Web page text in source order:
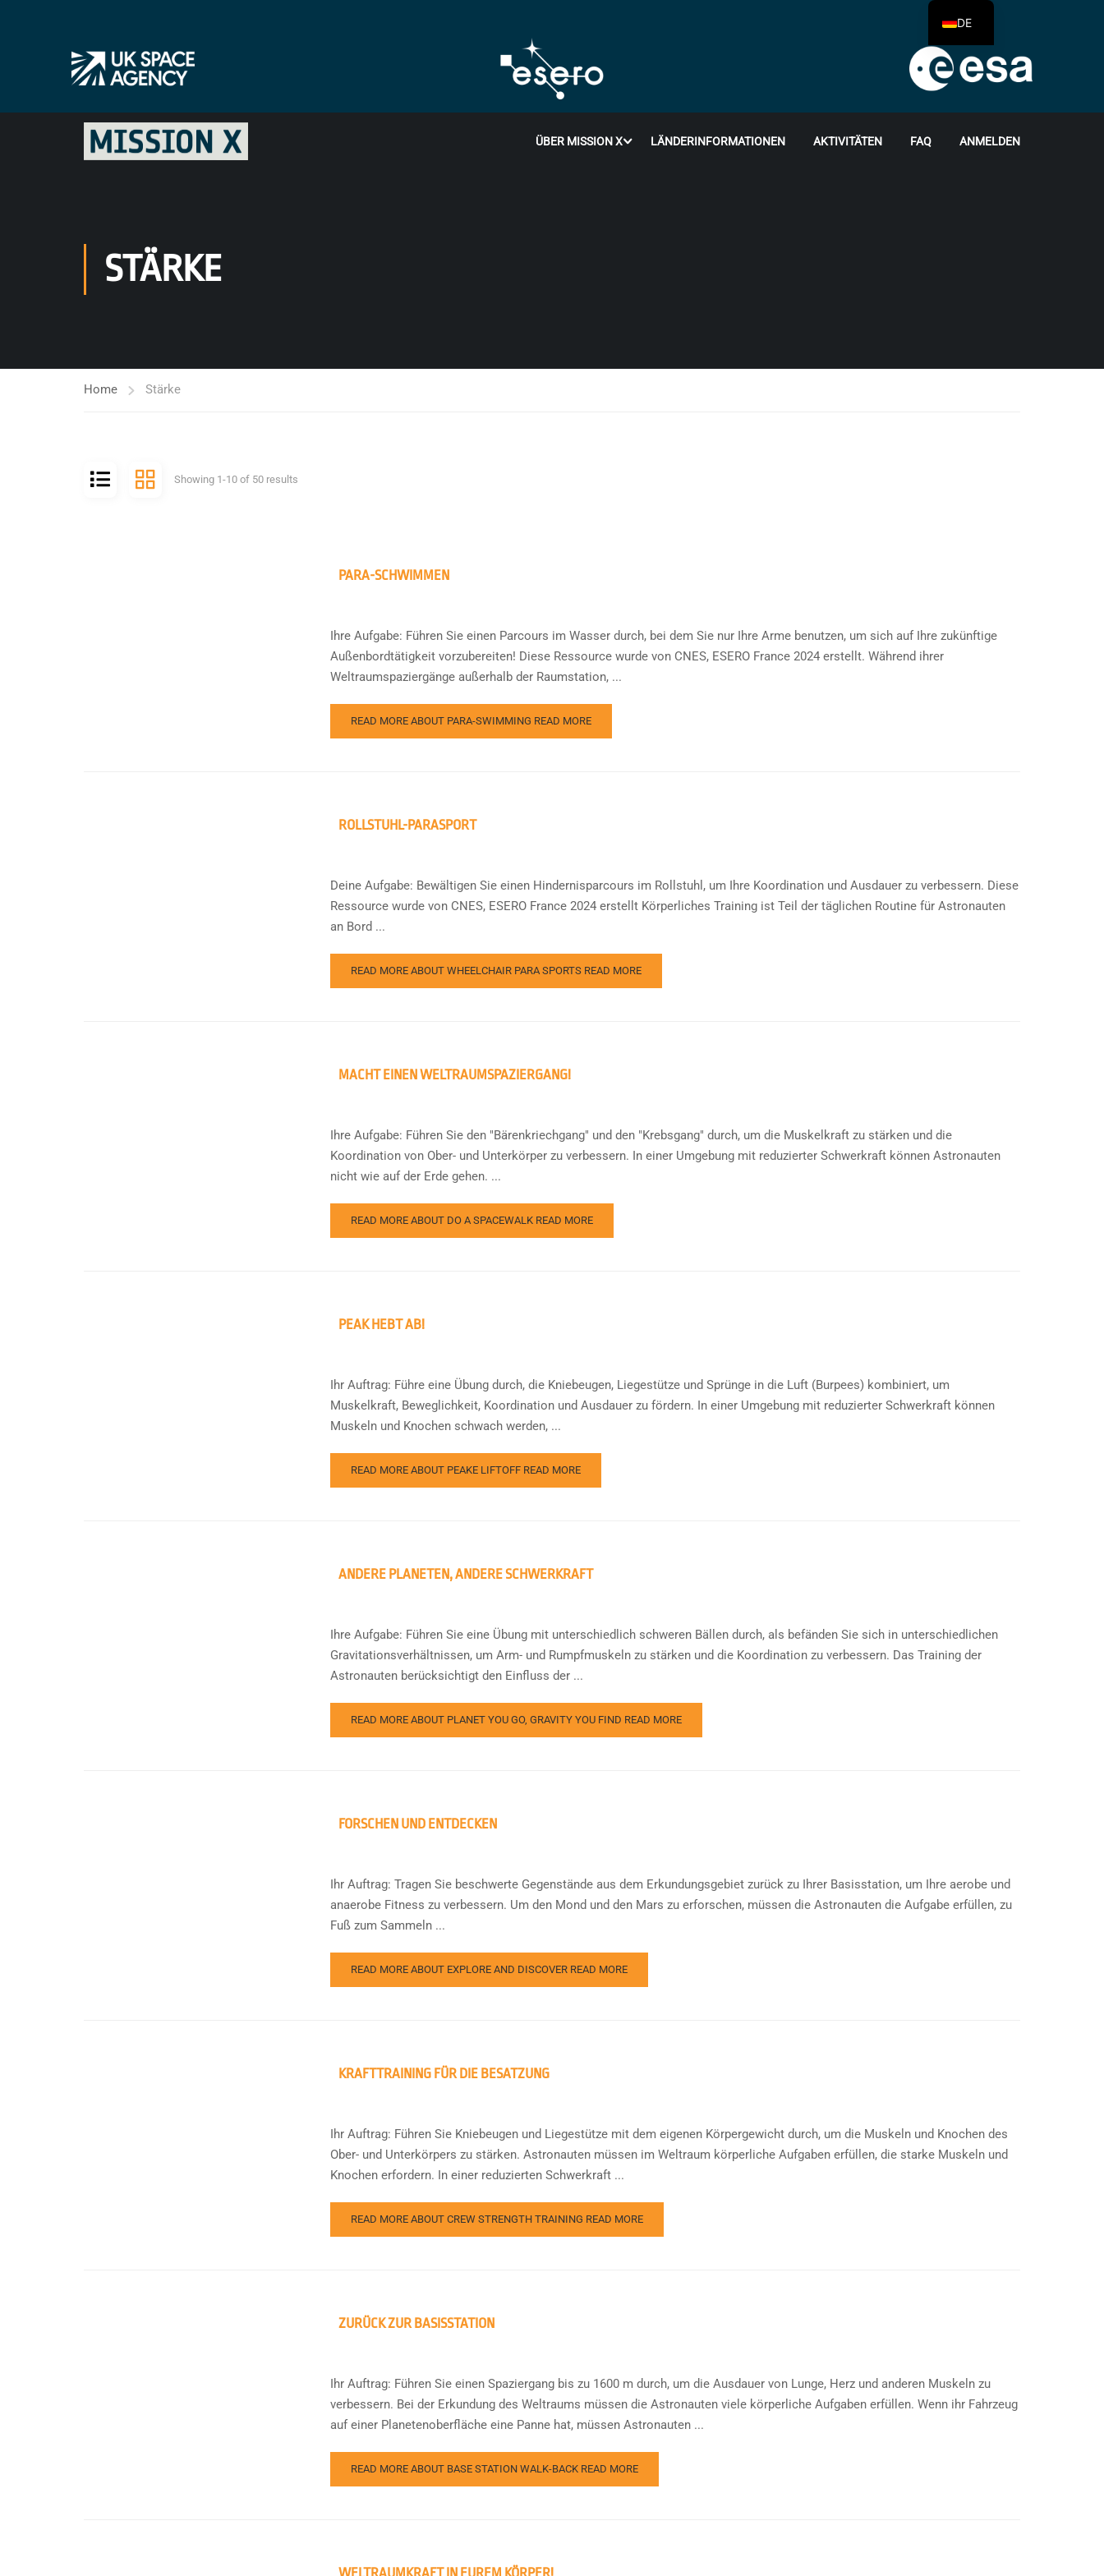
ÜBER MISSION X LÄNDERINFORMATIONEN AKTIVITÄTEN FAQ ANMELDEN
STÄRKE
Home Stärke
Showing 1-10 of 50 results
PARA-SCHWIMMEN
Ihre Aufgabe: Führen Sie einen Parcours im Wasser durch, bei dem Sie nur Ihre Arme benutzen, um sich auf Ihre zukünftige
Außenbordtätigkeit vorzubereiten! Diese Ressource wurde von CNES, ESERO France 2024 erstellt. Während ihrer
Weltraumspaziergänge außerhalb der Raumstation, ...
READ MORE ABOUT PARA-SWIMMING READ MORE
ROLLSTUHL-PARASPORT
Deine Aufgabe: Bewältigen Sie einen Hindernisparcours im Rollstuhl, um Ihre Koordination und Ausdauer zu verbessern. Diese
Ressource wurde von CNES, ESERO France 2024 erstellt Körperliches Training ist Teil der täglichen Routine für Astronauten
an Bord ...
READ MORE ABOUT WHEELCHAIR PARA SPORTS READ MORE
MACHT EINEN WELTRAUMSPAZIERGANG!
Ihre Aufgabe: Führen Sie den "Bärenkriechgang" und den "Krebsgang" durch, um die Muskelkraft zu stärken und die
Koordination von Ober- und Unterkörper zu verbessern. In einer Umgebung mit reduzierter Schwerkraft können Astronauten
nicht wie auf der Erde gehen. ...
READ MORE ABOUT DO A SPACEWALK READ MORE
PEAK HEBT AB!
Ihr Auftrag: Führe eine Übung durch, die Kniebeugen, Liegestütze und Sprünge in die Luft (Burpees) kombiniert, um
Muskelkraft, Beweglichkeit, Koordination und Ausdauer zu fördern. In einer Umgebung mit reduzierter Schwerkraft können
Muskeln und Knochen schwach werden, ...
READ MORE ABOUT PEAKE LIFTOFF READ MORE
ANDERE PLANETEN, ANDERE SCHWERKRAFT
Ihre Aufgabe: Führen Sie eine Übung mit unterschiedlich schweren Bällen durch, als befänden Sie sich in unterschiedlichen
Gravitationsverhältnissen, um Arm- und Rumpfmuskeln zu stärken und die Koordination zu verbessern. Das Training der
Astronauten berücksichtigt den Einfluss der ...
READ MORE ABOUT PLANET YOU GO, GRAVITY YOU FIND READ MORE
FORSCHEN UND ENTDECKEN
Ihr Auftrag: Tragen Sie beschwerte Gegenstände aus dem Erkundungsgebiet zurück zu Ihrer Basisstation, um Ihre aerobe und
anaerobe Fitness zu verbessern. Um den Mond und den Mars zu erforschen, müssen die Astronauten die Aufgabe erfüllen, zu
Fuß zum Sammeln ...
READ MORE ABOUT EXPLORE AND DISCOVER READ MORE
KRAFTTRAINING FÜR DIE BESATZUNG
Ihr Auftrag: Führen Sie Kniebeugen und Liegestütze mit dem eigenen Körpergewicht durch, um die Muskeln und Knochen des
Ober- und Unterkörpers zu stärken. Astronauten müssen im Weltraum körperliche Aufgaben erfüllen, die starke Muskeln und
Knochen erfordern. In einer reduzierten Schwerkraft ...
READ MORE ABOUT CREW STRENGTH TRAINING READ MORE
ZURÜCK ZUR BASISSTATION
Ihr Auftrag: Führen Sie einen Spaziergang bis zu 1600 m durch, um die Ausdauer von Lunge, Herz und anderen Muskeln zu
verbessern. Bei der Erkundung des Weltraums müssen die Astronauten viele körperliche Aufgaben erfüllen. Wenn ihr Fahrzeug
auf einer Planetenoberfläche eine Panne hat, müssen Astronauten ...
READ MORE ABOUT BASE STATION WALK-BACK READ MORE
DE